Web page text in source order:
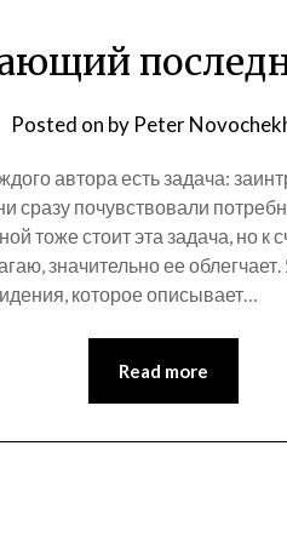
Posted on by Peter
автора есть задача:
почувствовали
тоже стоит эта задача, но к
значительно ее
которое описывает…
Read more